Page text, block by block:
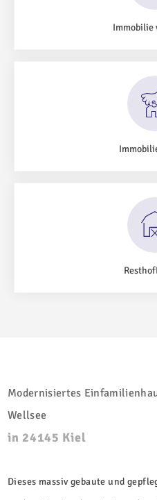
Immobilie
Modernisiertes
Wellsee
in 24145 Kiel
Dieses massiv gebaute und